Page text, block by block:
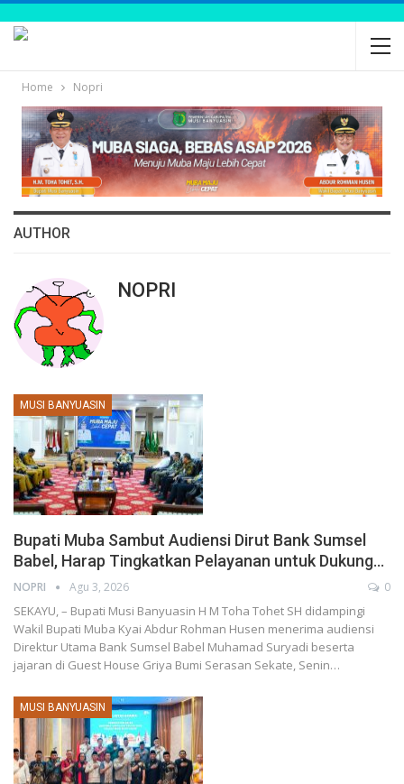
Home Nopri
AUTHOR
NOPRI
MUSI BANYUASIN
Bupati Muba Sambut Audiensi Dirut Bank Sumsel
Babel, Harap Tingkatkan Pelayanan untuk Dukung…
NOPRI Agu 3, 2026 0
SEKAYU, – Bupati Musi Banyuasin H M Toha Tohet SH didampingi
Wakil Bupati Muba Kyai Abdur Rohman Husen menerima audiensi
Direktur Utama Bank Sumsel Babel Muhamad Suryadi beserta
jajaran di Guest House Griya Bumi Serasan Sekate, Senin…
MUSI BANYUASIN